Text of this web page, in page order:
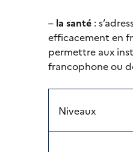
– la santé :
efficacement en
permettre aux
francophone ou
Niveaux